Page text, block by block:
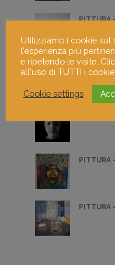
PITTURA
THE
PITTURA
PITTURA
Utilizziamo i cookie sul
l'esperienza più
e ripetendo le visite.
all'uso di TUTTI i cookie.
Cookie settings